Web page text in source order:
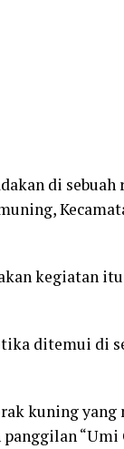
di sebuah
kegiatan
ditemui di
kuning
panggilan “Umi